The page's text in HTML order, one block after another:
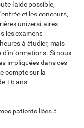
l'aide possible,
et les concours,
universitaires
les examens
à étudier, mais
d'informations. Si nous
impliquées dans ces
compte sur la
16 ans.
patients liées à